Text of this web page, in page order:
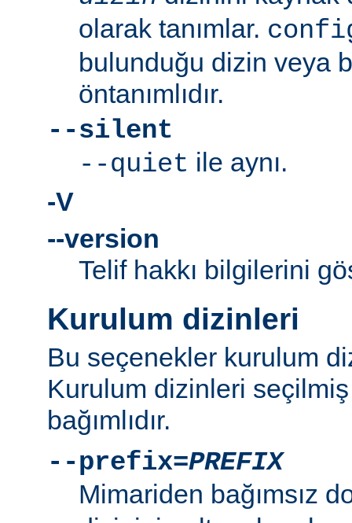
olarak tanımlar.
bulunduğu dizin veya
öntanımlıdır.
--silent
--quiet ile aynı.
-V
--version
Telif hakkı bilgilerini
Kurulum dizinleri
Bu seçenekler kurulum
Kurulum dizinleri
bağımlıdır.
--prefix=PREFIX
Mimariden bağımsız